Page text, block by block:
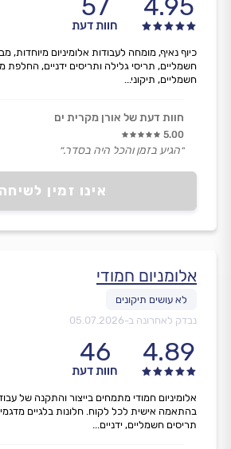
4.95
57
חוות דעת
אינו זמין לשיחה
כיוף נאיף, מומחה לעבודות אלומיניום מיוחדות,
חשמליים, תריסי גלילה ותריסים ידניים, החלפת
חשמליים, תיקוני...
חוות דעת של אורן מקרית ים
5.00
״הגיע בזמן והכל היה בסדר.״
אלומניום חמודי
נבדק לאחרונה ב-05.07.2026
4.89
46
חוות דעת
אלומיניום חמודי מתמחים בייצור והתקנה של
בהתאמה אישית לכל לקוח. חלונות בלגיים
תריסים חשמליים, ידניים...